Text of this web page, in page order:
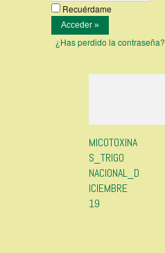
Recuérdame
¿Has perdido la contraseña?
MICOTOXINA
S_TRIGO
NACIONAL_D
ICIEMBRE
19